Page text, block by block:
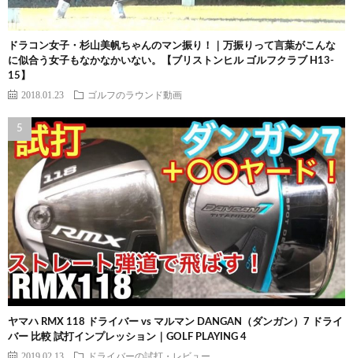
ドラコン女子・杉山美帆ちゃんのマン振り！｜万振りって言葉がこんな
に似合う女子もなかなかいない。【ブリストンヒル ゴルフクラブ H13-
15】
2018.01.23 ゴルフのラウンド動画
ヤマハ RMX 118 ドライバー vs マルマン DANGAN（ダンガン）7 ドライ
バー 比較 試打インプレッション｜GOLF PLAYING 4
2019.02.13 ドライバーの試打・レビュー